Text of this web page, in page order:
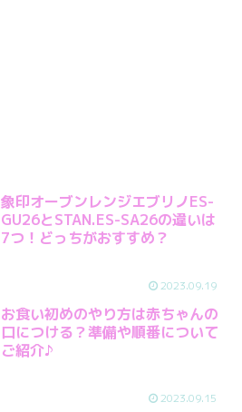
象印オーブンレンジエブリノES-
GU26とSTAN.ES-SA26の違いは
7つ！どっちがおすすめ？
2023.09.19
お食い初めのやり方は赤ちゃんの
口につける？準備や順番について
ご紹介♪
2023.09.15